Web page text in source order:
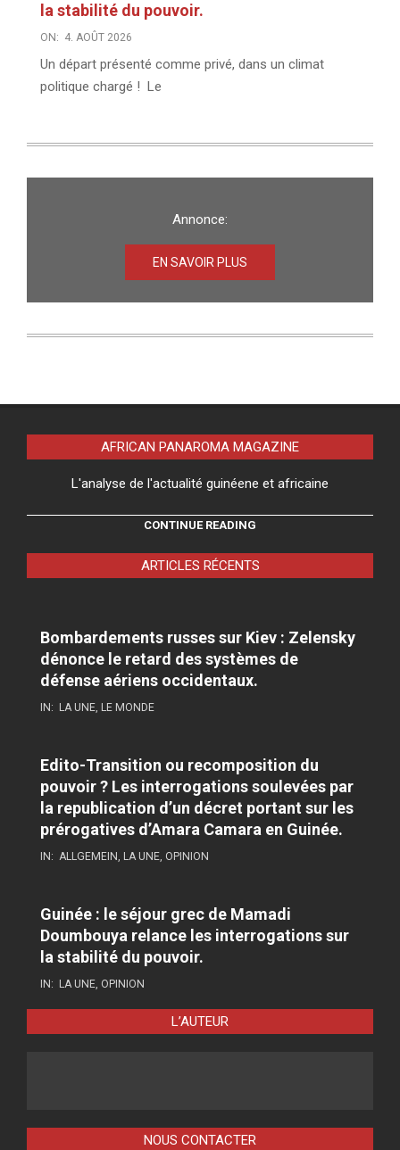
la stabilité du pouvoir.
ON: 4. AOÛT 2026
Un départ présenté comme privé, dans un climat
politique chargé ! Le
Annonce:
EN SAVOIR PLUS
AFRICAN PANAROMA MAGAZINE
L'analyse de l'actualité guinéene et africaine
CONTINUE READING
ARTICLES RÉCENTS
Bombardements russes sur Kiev : Zelensky
dénonce le retard des systèmes de
défense aériens occidentaux.
IN: LA UNE, LE MONDE
Edito-Transition ou recomposition du
pouvoir ? Les interrogations soulevées par
la republication d’un décret portant sur les
prérogatives d’Amara Camara en Guinée.
IN: ALLGEMEIN, LA UNE, OPINION
Guinée : le séjour grec de Mamadi
Doumbouya relance les interrogations sur
la stabilité du pouvoir.
IN: LA UNE, OPINION
L’AUTEUR
NOUS CONTACTER